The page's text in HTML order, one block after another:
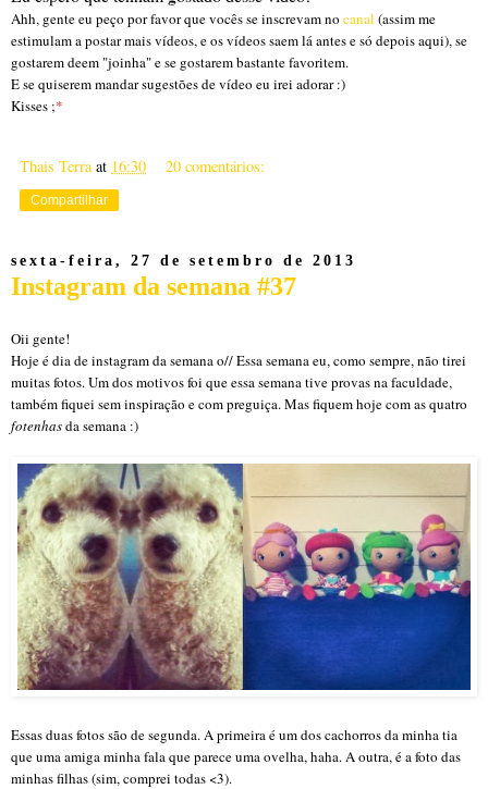
Ahh, gente eu peço por favor que vocês se inscrevam no canal (assim me
estimulam a postar mais vídeos, e os vídeos saem lá antes e só depois aqui), se
gostarem deem "joinha" e se gostarem bastante favoritem.
E se quiserem mandar sugestões de vídeo eu irei adorar :)
Kisses ;*
Thais Terra at 16:30 20 comentários:
Compartilhar
sexta-feira, 27 de setembro de 2013
Instagram da semana #37
Oii gente!
Hoje é dia de instagram da semana o// Essa semana eu, como sempre, não tirei
muitas fotos. Um dos motivos foi que essa semana tive provas na faculdade,
também fiquei sem inspiração e com preguiça. Mas fiquem hoje com as quatro
fotenhasda semana :)
Essas duas fotos são de segunda. A primeira é um dos cachorros da minha tia
que uma amiga minha fala que parece uma ovelha, haha. A outra, é a foto das
minhas filhas (sim, comprei todas <3).